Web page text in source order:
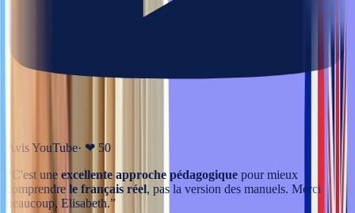
Avis YouTube· ❤ 50
C'est une excellente approche pédagogique pour mieux
comprendre le français réel, pas la version des manuels. Merci
beaucoup, Elisabeth.”